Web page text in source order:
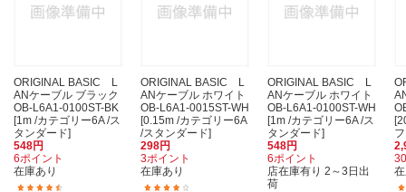
ORIGINAL BASIC L
ANケーブル ブラック
OB-L6A1-0100ST-BK
[1m /カテゴリー6A /ス
タンダード]
548円
6ポイント
在庫あり
ORIGINAL BASIC L
ANケーブル ホワイト
OB-L6A1-0015ST-WH
[0.15m /カテゴリー6A
/スタンダード]
298円
3ポイント
在庫あり
ORIGINAL BASIC L
ANケーブル ホワイト
OB-L6A1-0100ST-WH
[1m /カテゴリー6A /ス
タンダード]
548円
6ポイント
店在庫有り 2～3日出
荷